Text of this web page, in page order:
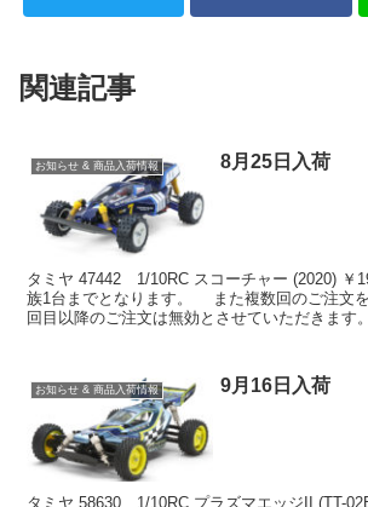
関連記事
お知らせ & 商品入荷情報 8月25日入荷
タミヤ 47442 1/10RC スコーチャー (2020)
族1台までとなります。 また複数回のご注文
回目以降のご注文は無効とさせていただきます
お知らせ & 商品入荷情報 9月16日入荷
タミヤ 58630 1/10RC プラズマエッジII (TT-